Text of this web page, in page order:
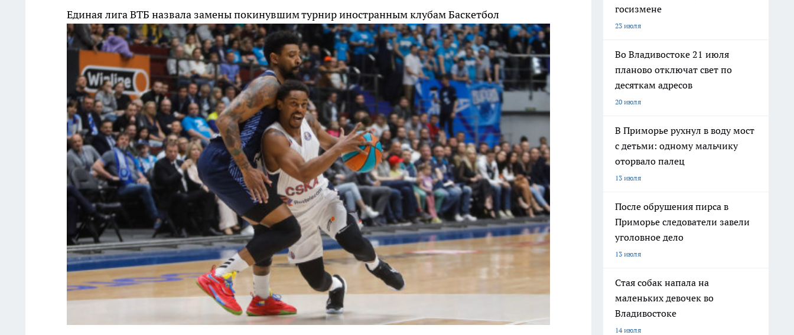
Единая лига ВТБ назвала замены покинувшим турнир иностранным клубамБаскетбол
госизмене
23 июля
Во Владивостоке 21 июля
планово отключат свет по
десяткам адресов
20 июля
В Приморье рухнул в воду мост
с детьми: одному мальчику
оторвало палец
13 июля
После обрушения пирса в
Приморье следователи завели
уголовное дело
13 июля
Стая собак напала на
маленьких девочек во
Владивостоке
14 июля